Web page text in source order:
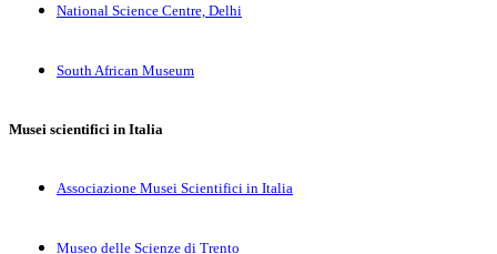
National Science Centre, Delhi
South African Museum
Musei scientifici in Italia
Associazione Musei Scientifici in Italia
Museo delle Scienze di Trento